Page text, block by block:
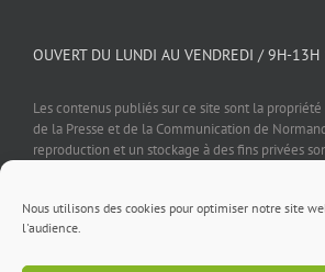
Nous utilisons des cookies pour optimiser notre site
l'audience.
OUVERT DU LUNDI AU VENDREDI / 9H-
Les contenus publiés sur ce site sont la
de la Presse et de la Communication de
reproduction et un stockage à des fins privées